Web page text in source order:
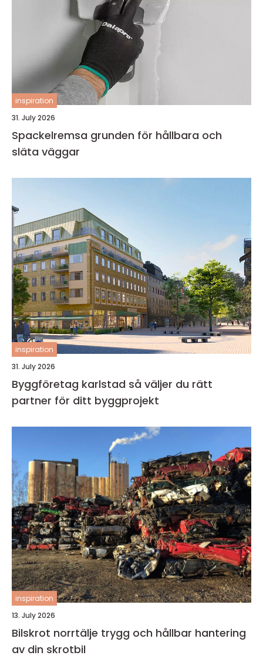
inspiration
31. July 2026
Spackelremsa grunden för hållbara och
släta väggar
inspiration
31. July 2026
Byggföretag karlstad så väljer du rätt
partner för ditt byggprojekt
inspiration
13. July 2026
Bilskrot norrtälje trygg och hållbar hantering
av din skrotbil